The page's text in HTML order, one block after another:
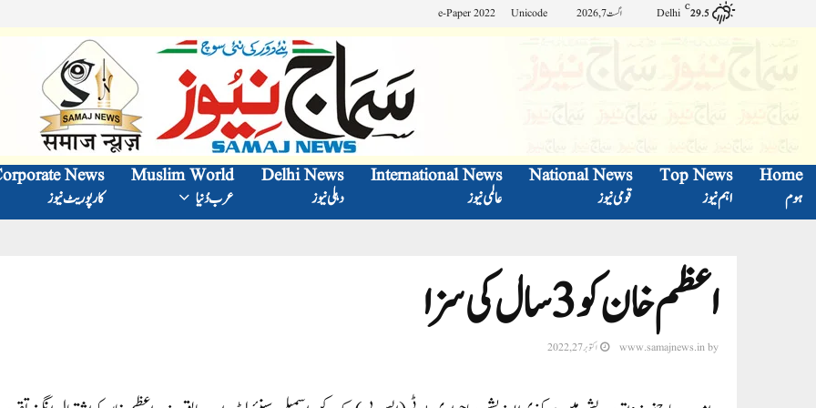
29.5
C
Delhi اگست 7, 2026 Unicode
e-Paper 2022
Home
ہوم
Top News
اہم نیوز
National News
قومی نیوز
International News
عالمی نیوز
Delhi News
دہلی نیوز
Muslim World
عرب دُنیا
News
کارپوریٹ نیوز
اعظم خان کو 3 سال کی سزا
by
www.samajnews.in اکتوبر 27, 2022